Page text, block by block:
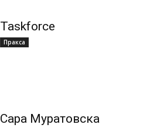
Taskforce
Пракса
Сара Муратовска